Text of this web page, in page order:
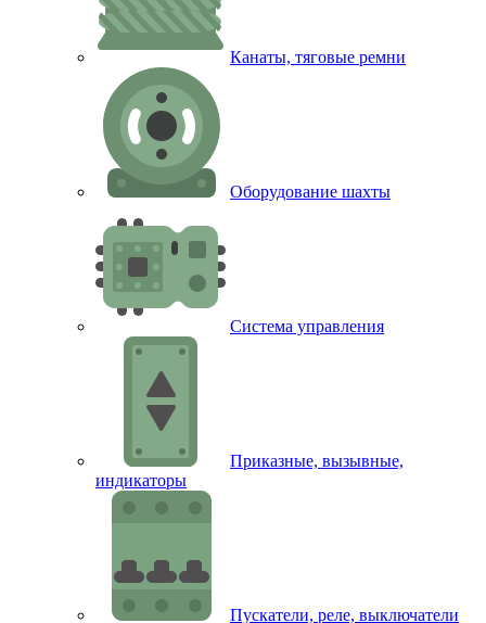
Канаты, тяговые ремни
Оборудование шахты
Система управления
Приказные, вызывные,
индикаторы
Пускатели, реле, выключатели